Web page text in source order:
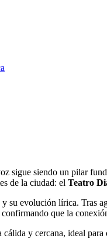
sigue siendo un pilar
de la ciudad: el Teatro
su evolución lírica. Tras
que la
y cercana, ideal